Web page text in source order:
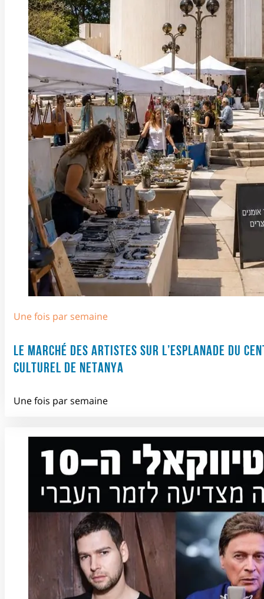
Une fois par semaine
LE MARCHÉ DES ARTISTES SUR L’ESPLANADE DU
CULTUREL DE NETANYA
Une fois par semaine